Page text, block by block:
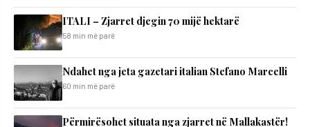
ITALI – Zjarret djegin 70 mijë hektarë
58 min më parë
Ndahet nga jeta gazetari italian Stefano Marcelli
60 min më parë
Përmirësohet situata nga zjarret në Mallakastër!